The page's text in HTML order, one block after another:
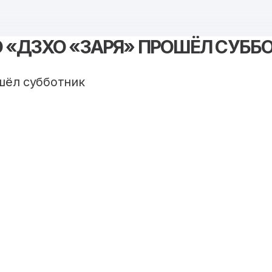
«ДЗХО «ЗАРЯ» ПРОШЁЛ